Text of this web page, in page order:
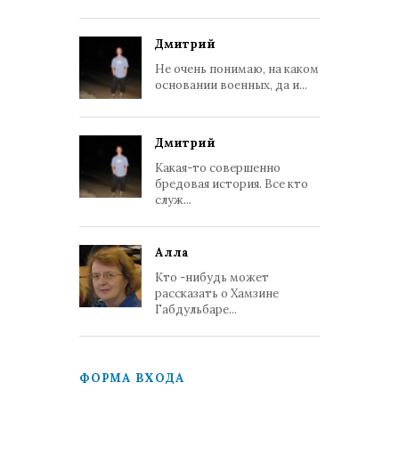
Дмитрий
Не очень понимаю, на каком
основании военных, да и...
Дмитрий
Какая-то совершенно
бредовая история. Все кто
служ...
Алла
Кто -нибудь может
рассказать о Хамзине
Габдульбаре...
ФОРМА ВХОДА